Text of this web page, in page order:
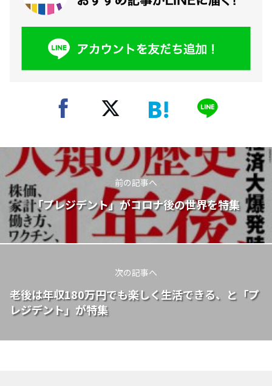
前の記事へ
「プレジデント」がコロナ後の世界を特集
次の記事へ
老後は年収180万円でも楽しく生活できる、と「プ
レジデント」が特集